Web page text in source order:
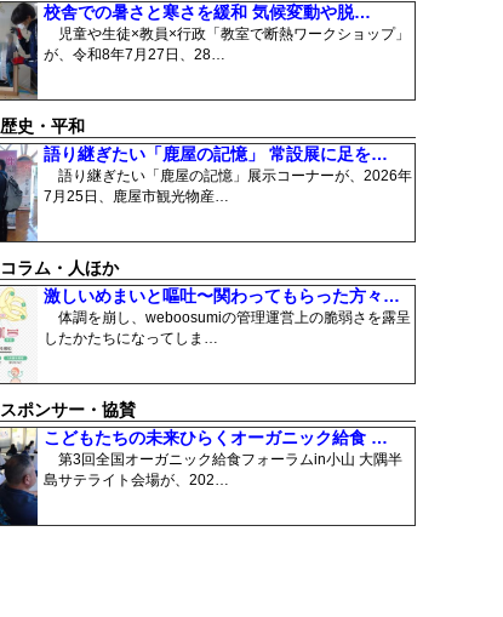
校舎での暑さと寒さを緩和 気候変動や脱…
児童や生徒×教員×行政「教室で断熱ワークショップ」
が、令和8年7月27日、28…
歴史・平和
語り継ぎたい「鹿屋の記憶」 常設展に足を…
語り継ぎたい「鹿屋の記憶」展示コーナーが、2026年
7月25日、鹿屋市観光物産…
コラム・人ほか
激しいめまいと嘔吐〜関わってもらった方々…
体調を崩し、weboosumiの管理運営上の脆弱さを露呈
したかたちになってしま…
スポンサー・協賛
こどもたちの未来ひらくオーガニック給食 …
第3回全国オーガニック給食フォーラムin小山 大隅半
島サテライト会場が、202…